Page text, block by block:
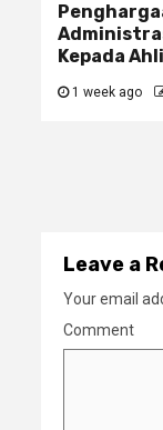
Kepada
1 week ago
Leave a
Your email
Comment